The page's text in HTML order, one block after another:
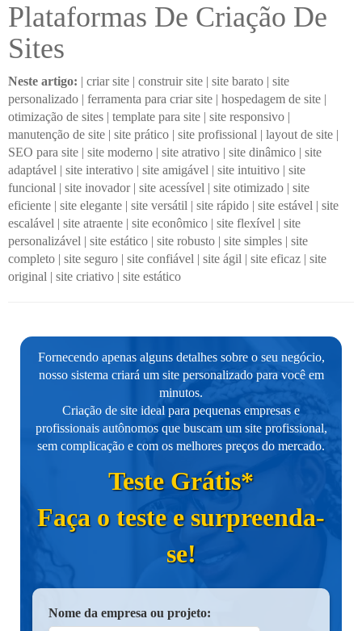
Plataformas De Criação De
Sites
Neste artigo: | criar site | construir site | site barato | site
personalizado | ferramenta para criar site | hospedagem de site |
otimização de sites | template para site | site responsivo |
manutenção de site | site prático | site profissional | layout de site |
SEO para site | site moderno | site atrativo | site dinâmico | site
adaptável | site interativo | site amigável | site intuitivo | site
funcional | site inovador| site acessível | site otimizado | site
eficiente | site elegante | site versátil | site rápido | site estável | site
escalável | site atraente | site econômico | site flexível | site
personalizável | site estático | site robusto | site simples | site
completo | site seguro | site confiável | site ágil | site eficaz | site
original | site criativo | site estático
Fornecendo apenas alguns detalhes sobre o seu negócio,
nosso sistema criará um site personalizado para você em
minutos.
Criação de site ideal para pequenas empresas e
profissionais autônomos que buscam um site profissional,
sem complicação e com os melhores preços do mercado.
Teste Grátis*
Faça o teste e surpreenda-
se!
Nome da empresa ou projeto: